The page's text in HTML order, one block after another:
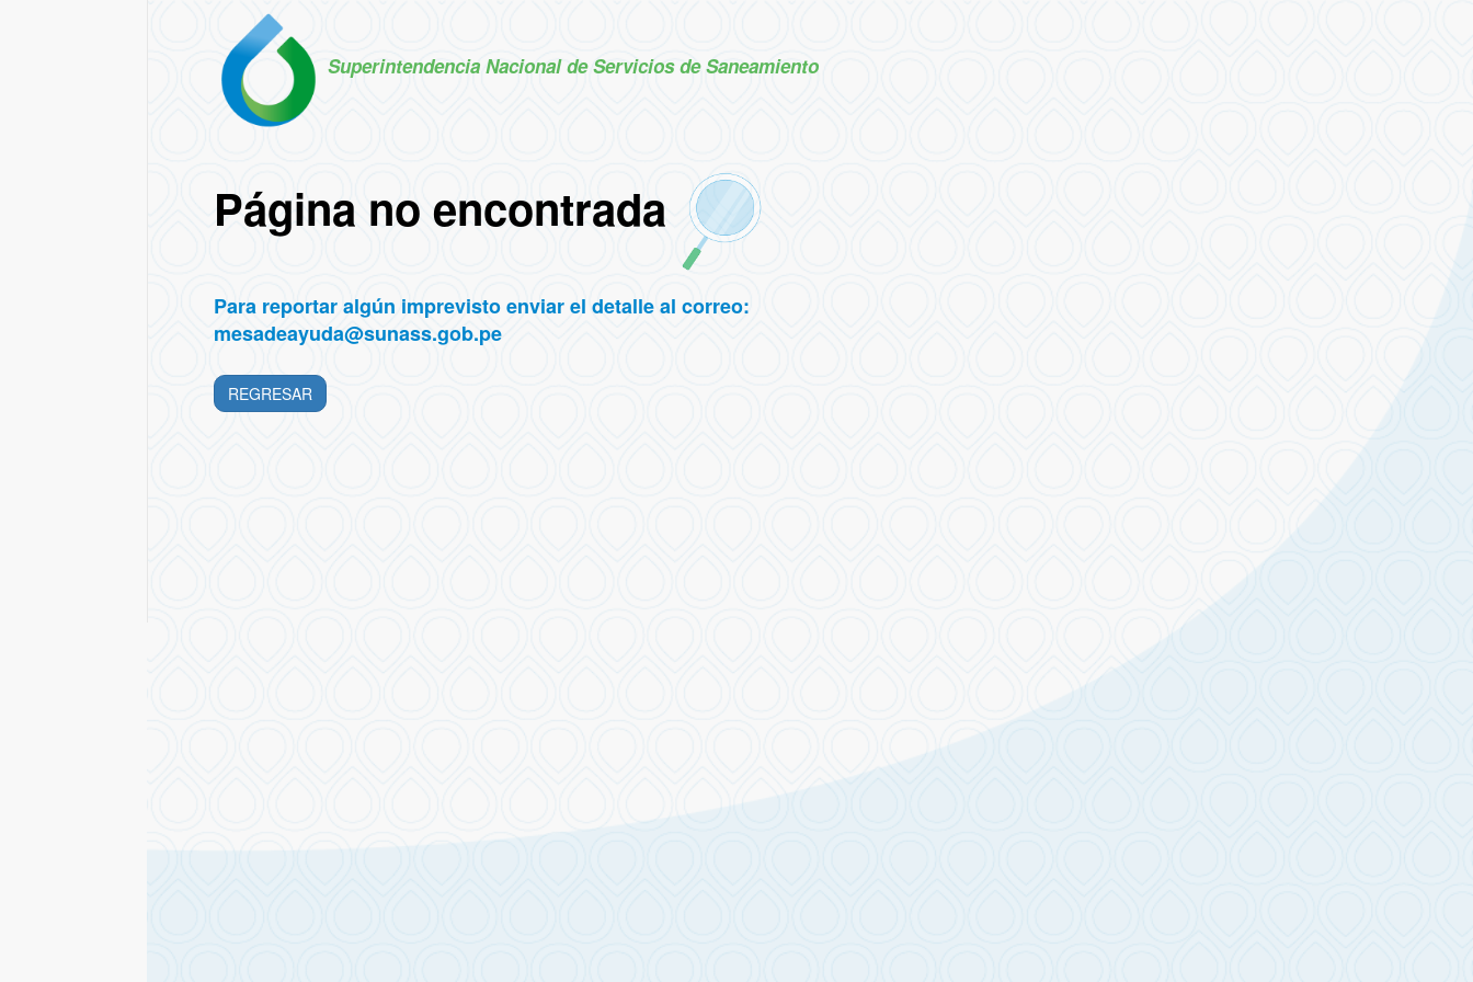
Superintendencia Nacional de Servicios de Saneamiento
Página no encontrada
Para reportar algún imprevisto enviar el detalle al correo:
mesadeayuda@sunass.gob.pe
REGRESAR